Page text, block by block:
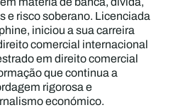
e risco soberano. Licenciada
iniciou a sua carreira
comercial internacional
em direito comercial
que continua a
rigorosa e
económico.